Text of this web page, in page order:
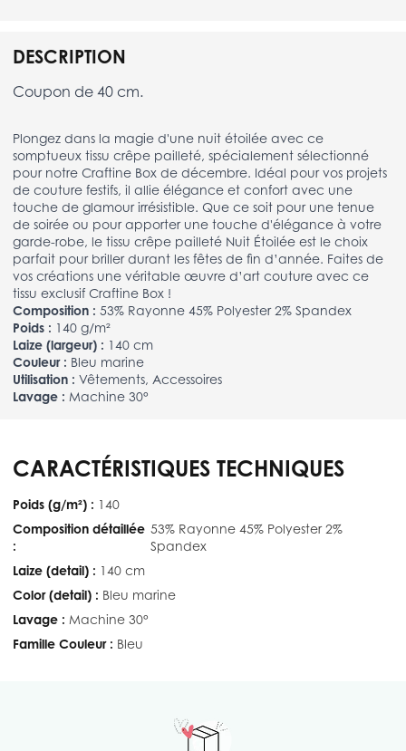
DESCRIPTION
Coupon de 40 cm.
Plongez dans la magie d'une nuit étoilée avec ce
somptueux tissu crêpe pailleté, spécialement sélectionné
pour notre Craftine Box de décembre. Idéal pour vos projets
de couture festifs, il allie élégance et confort avec une
touche de glamour irrésistible. Que ce soit pour une tenue
de soirée ou pour apporter une touche d'élégance à votre
garde-robe, le tissu crêpe pailleté Nuit Étoilée est le choix
parfait pour briller durant les fêtes de fin d’année. Faites de
vos créations une véritable œuvre d’art couture avec ce
tissu exclusif Craftine Box !
Composition : 53% Rayonne 45% Polyester 2% Spandex
Poids : 140 g/m²
Laize (largeur) : 140 cm
Couleur : Bleu marine
Utilisation : Vêtements, Accessoires
Lavage : Machine 30°
CARACTÉRISTIQUES TECHNIQUES
Poids (g/m²) : 140
Composition détaillée
:
53% Rayonne 45% Polyester 2%
Spandex
Laize (detail) : 140 cm
Color (detail) : Bleu marine
Lavage : Machine 30°
Famille Couleur : Bleu